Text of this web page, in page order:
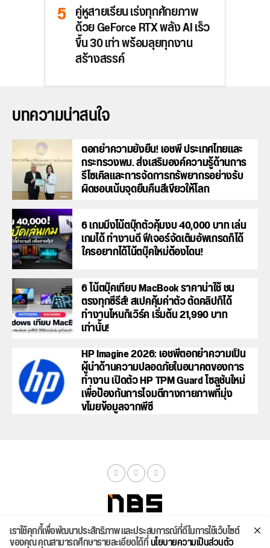
คู่หูสายเรียน เร่งทุกศักยภาพ
ด้วย GeForce RTX พลัง AI เร็ว
ขึ้น 30 เท่า พร้อมลุยทุกงาน
สร้างสรรค์
บทความน่าสนใจ
ตอกย้ำความยั่งยืน! เอชพี ประเทศไทยและ
กระทรวงพม. ส่งเสริมองค์ความรู้ด้านการ
รีไซเคิลและการจัดการทรัพยากรอย่างรับ
ผิดชอบเน้นจุดยืนคืนสีเขียวให้โลก
6 เกมมิ่งโน้ตบุ๊กตัวคุ้มงบ 40,000 บาท เล่น
เกมได้ ทำงานดี ฟีเจอร์จัดเต็มอัพเกรดก็ได้
ใครอยากได้โน้ตบุ๊คใหม่ต้องโดน!
6 โน้ตบุ๊คเทียบ MacBook ราคาน่าใช้ ชน
ตรงทุกซีรีส์! สเปคคุ้มค่าตัว ตัดคลิปก็ได้
ทำงานไหนก็เวิร์ค เริ่มต้น 21,990 บาท
เท่านั้น!
HP Imagine 2026: เอชพีตอกย้ำความเป็น
ผู้นำด้านความปลอดภัยในอนาคตของการ
ทำงาน เปิดตัว HP TPM Guard โซลูชันใหม่
เพื่อป้องกันการโจมตีทางกายภาพที่มุ่ง
ขโมยข้อมูลจากพีซี
จัดสเปค ค้นหา บทความ รีวิวล่าสุด บทความยอดนิยม ติดต่อเรา
เราใช้คุกกี้เพื่อพัฒนาประสิทธิภาพ และประสบการณ์ที่ดีในการใช้เว็บไซต์
ของคุณ คุณสามารถศึกษารายละเอียดได้ที่นโยบายความเป็นส่วนตัว